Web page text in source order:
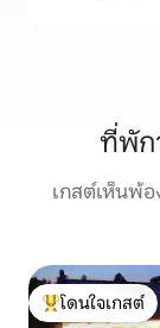
ที่พัก
เกสต์เห็นพ้
โดนใจเกสต์ที่สุด
โดนใจเกสต์